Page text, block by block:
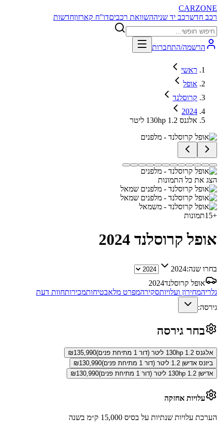
CARZONE
רכב חדשרכב יד שניההשוואת רכביםדו"ח קארזוןחדשות
הרשמה/התחברות
ראשי
אופל
קרוסלנד
2024
אלגנס 130hp 1.2 ליטר
הצג את כל התמונות
+
15תמונות
אופל קרוסלנד 2024
בחרו שנה:2024
אופל קרוסלנד2024
גלריהמחירון ועלויותסקירהמפרט מלאבטיחותמכירותחוות דעת
גירסה:
בחר גירסה
אלגנס 130hp 1.2 ליטר (דור 1 מתיחת פנים) ₪135,990
ביזנס אדישן 1.2 ליטר (דור 1 מתיחת פנים)
₪130,990
אדישן 130hp 1.2 ליטר (דור 1 מתיחת פנים)
₪130,990
עלויות אחזקה
הערכת עלויות שנתיות על בסיס 15,000 ק״מ בשנה